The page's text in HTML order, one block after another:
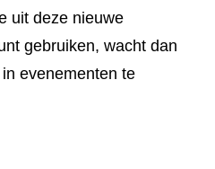
uit deze nieuwe
gebruiken, wacht dan
evenementen te